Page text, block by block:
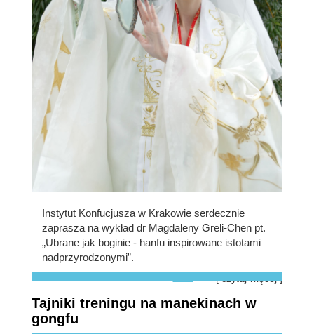
Instytut Konfucjusza w Krakowie serdecznie
zaprasza na wykład dr Magdaleny Greli-Chen pt.
„Ubrane jak boginie - hanfu inspirowane istotami
nadprzyrodzonymi”.
[ czytaj więcej ]
Tajniki treningu na manekinach w
gongfu